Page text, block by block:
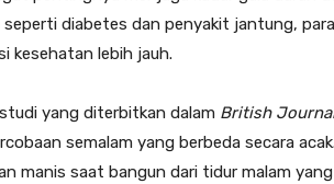
seperti diabetes dan penyakit jantung,
kesehatan lebih jauh.
yang diterbitkan dalam British
semalam yang berbeda secara
manis saat bangun dari tidur malam